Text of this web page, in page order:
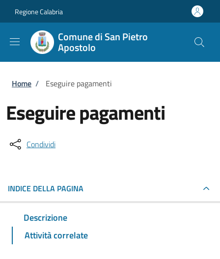
Regione Calabria
Comune di San Pietro
Apostolo
Briciole di pane
Home / Eseguire pagamenti
Eseguire pagamenti
Condividi
INDICE DELLA PAGINA
Descrizione
Attività correlate